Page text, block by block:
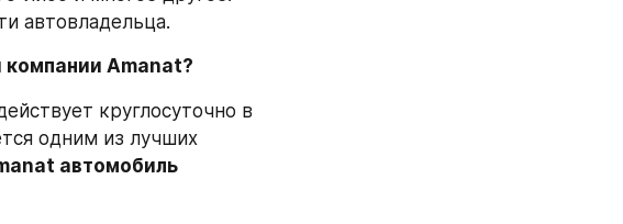
автовладельца.
компании Amanat?
круглосуточно в
одним из лучших
автомобиль